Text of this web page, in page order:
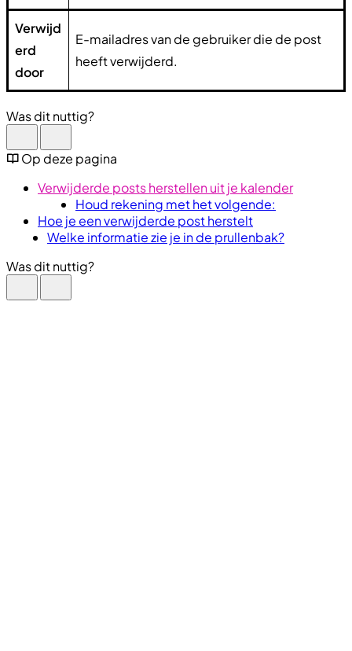
Verwijd
erd
door
E-mailadres van de gebruiker die de post
heeft verwijderd.
Was dit nuttig?
Op deze pagina
Verwijderde posts herstellen uit je kalender
Houd rekening met het volgende:
Hoe je een verwijderde post herstelt
Welke informatie zie je in de prullenbak?
Was dit nuttig?